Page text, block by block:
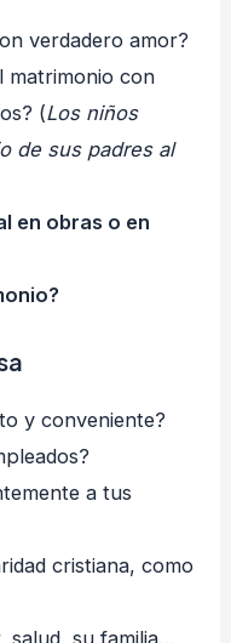
verdadero amor?
matrimonio con
(Los niños
de sus padres al
en obras o en
y conveniente?
a tus
cristiana, como
su familia…,